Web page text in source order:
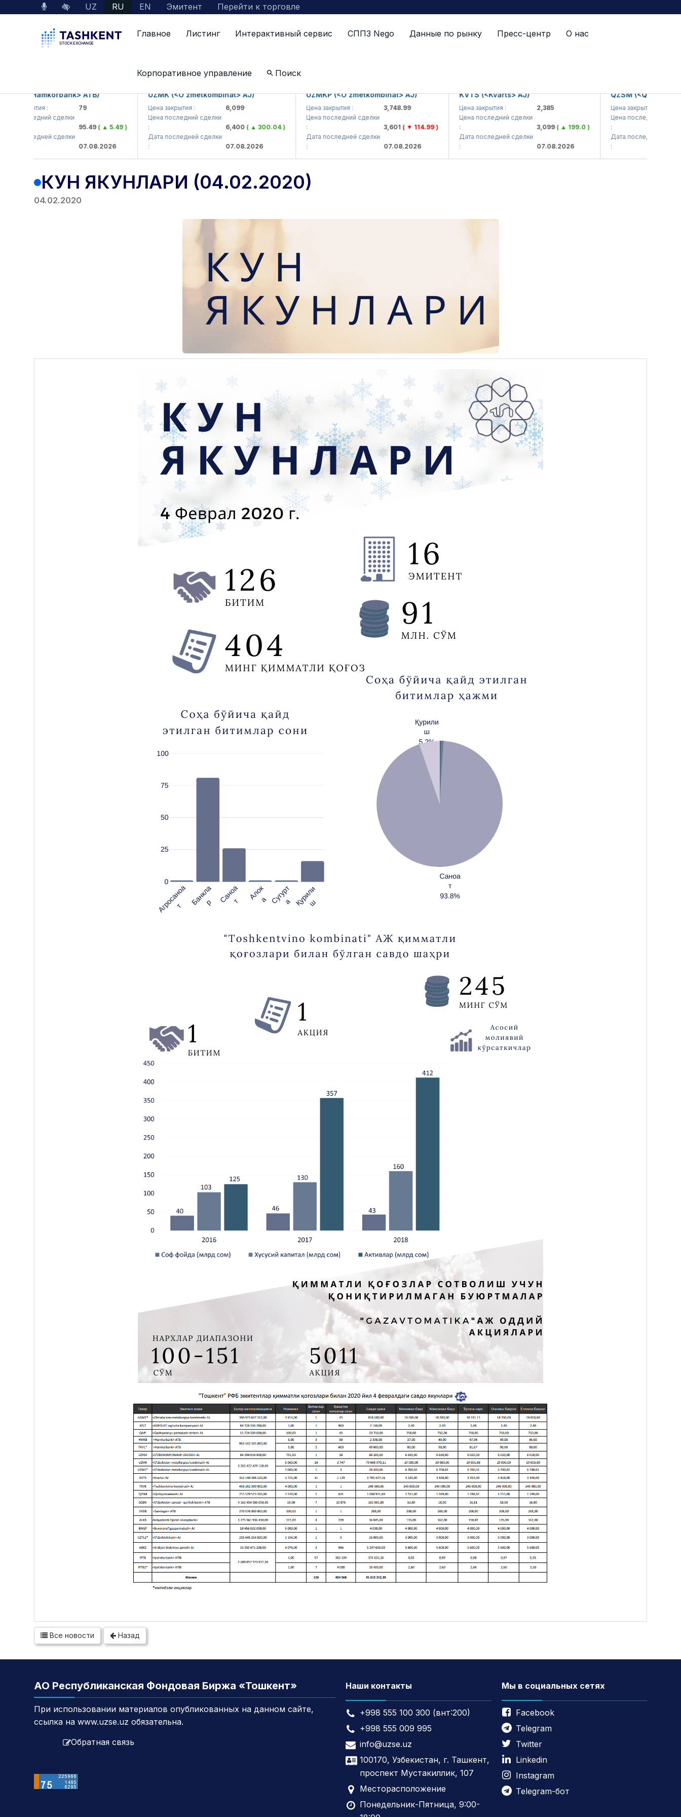
UZ RU EN Эмитент Перейти к торговле
Главное Листинг Интерактивный сервис СППЗ Nego Данные по рынку Пресс-центр О нас
Корпоративное управление Поиск
Results Кун якунлари (04.02.2020)
(<Hamkorbank> ATB)
последний сделки
95.49( ▲ 5.49 )
последней сделки
07.08.2026
UZMK (<O'zmetkombinat> AJ)
Цена закрытия :
6,099
Цена последний сделки
6,400( ▲ 300.04 )
Дата последней сделки
07.08.2026
UZMKP (<O'zmetkombinat> AJ)
Цена закрытия :
3,748.99
Цена последний сделки
3,601( ▼ 114.99 )
Дата последней сделки
07.08.2026
KVTS (<Kvarts> AJ)
Цена закрытия :
2,385
Цена последний сделки
3,099( ▲ 199.0 )
Дата последней сделки
07.08.2026
QZSM
Цена закрытия :
Цена последний сделки
Дата последней сделки
КУН ЯКУНЛАРИ (04.02.2020)
04.02.2020
Все новости Назад
АО Республиканская Фондовая Биржа «Тошкент»
При использовании материалов опубликованных на данном сайте,
ссылка на www.uzse.uz обязательна.
Обратная связь
Наши контакты
+998 555 100 300 (внт:200)
+998 555 009 995
info@uzse.uz
100170, Узбекистан, г. Ташкент,
проспект Мустакиллик, 107
Месторасположение
Понедельник-Пятница, 9:00-
Мы в социальных сетях
Facebook
Telegram
Twitter
Linkedin
Instagram
Telegram-бот